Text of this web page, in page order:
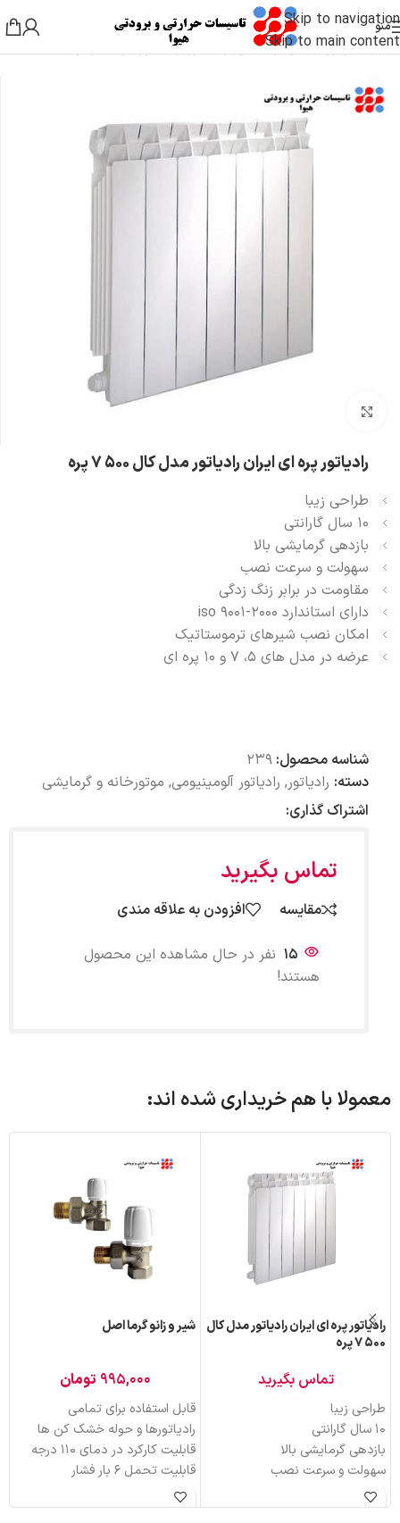
Skip to navigation
Skip to main content
منو
خانه/موتورخانه و گرمایشی رادیاتور/رادیاتور آلومینیومی
رادیاتور پره ای ایران رادیاتور مدل کال 500 7 پره
طراحی زيبا
10 سال گارانتی
بازدهی گرمايشی بالا
سهولت و سرعت نصب
مقاومت در برابر زنگ زدگی
دارای استاندارد iso 9001-2000
امکان نصب شیرهای ترموستاتیک
عرضه در مدل های 5، 7 و 10 پره ای
شناسه محصول: 239
دسته: رادیاتور, رادیاتور آلومینیومی, موتورخانه و گرمایشی
اشتراک گذاری:
تماس بگیرید
مقایسه افزودن به علاقه مندی
15 نفر در حال مشاهده این محصول
هستند!
معمولا با هم خریداری شده اند:
رادیاتور پره ای ایران رادیاتور مدل کال
500 7 پره
تماس بگیرید
طراحی زيبا
10 سال گارانتی
بازدهی گرمايشی بالا
سهولت و سرعت نصب
مقاومت در برابر زنگ زدگی
دارای استاندارد iso 9001-2000
شیر و زانو گرما اصل
۹۹۵,۰۰۰ تومان
قابل استفاده برای تمامی
رادیاتورها و حوله خشک کن ها
قابلیت کارکرد در دمای 110 درجه
قابلیت تحمل 6 بار فشار
دارای نشان استاندارد
آب بندی کامل